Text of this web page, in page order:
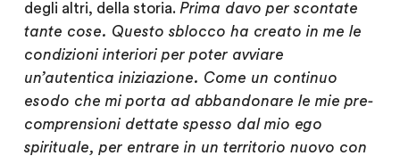
degli altri, della storia. Prima davo per scontate
tante cose. Questo sblocco ha creato in me le
condizioni interiori per poter avviare
un’autentica iniziazione. Come un continuo
esodo che mi porta ad abbandonare le mie pre-
comprensioni dettate spesso dal mio ego
spirituale, per entrare in un territorio nuovo con